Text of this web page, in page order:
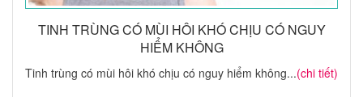
TINH TRÙNG CÓ MÙI HÔI KHÓ CHỊU CÓ NGUY
HIỂM KHÔNG
Tinh trùng có mùi hôi khó chịu có nguy hiểm không...(chi tiết)